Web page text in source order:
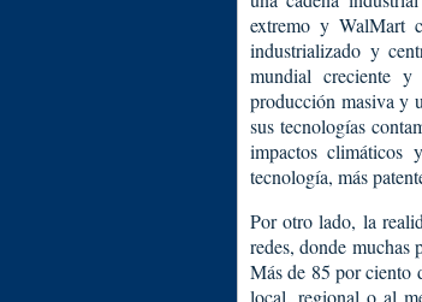
extremo y WalMart
industrializado y
mundial creciente y
producción masiva y
sus tecnologías
impactos climáticos
tecnología, más
Por otro lado, la
redes, donde muchas
Más de 85 por ciento
local, regional o al